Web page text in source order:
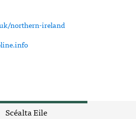
northern-ireland
Scéalta Eile